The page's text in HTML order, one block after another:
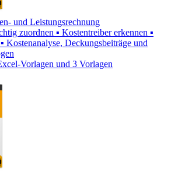
und Leistungsrechnung
zuordnen ▪ Kostentreiber erkennen ▪
Kostenanalyse, Deckungsbeiträge und
Vorlagen und 3 Vorlagen